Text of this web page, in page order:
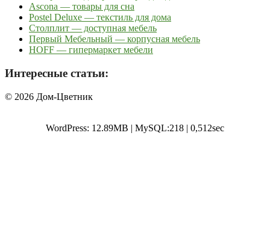
Ascona — товары для сна
Postel Deluxe — текстиль для дома
Столплит — доступная мебель
Первый Мебельный — корпусная мебель
HOFF — гипермаркет мебели
Интересные статьи:
© 2026 Дом-Цветник
WordPress: 12.89MB | MySQL:218 | 0,512sec